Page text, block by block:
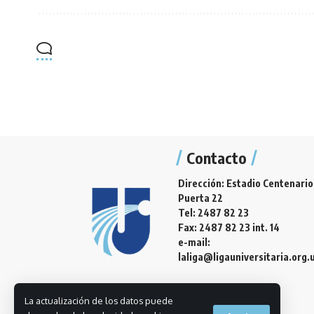
La actualización de los datos puede
Contacto
Dirección: Estadio Centenario
Puerta 22
Tel: 2487 82 23
Fax: 2487 82 23 int. 14
e-mail: